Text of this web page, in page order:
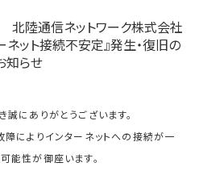
北陸通信ネットワーク株式会社
ット接続不安定』発生・復旧の
知らせ
にありがとうございます。
によりインターネットへの接続が一
能性が御座います。